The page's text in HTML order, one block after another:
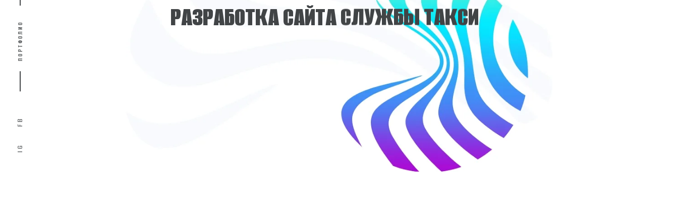
IG
FB
ПОРТФОЛИО
РАЗРАБОТКАСАЙТАСЛУЖБЫТАКСИ